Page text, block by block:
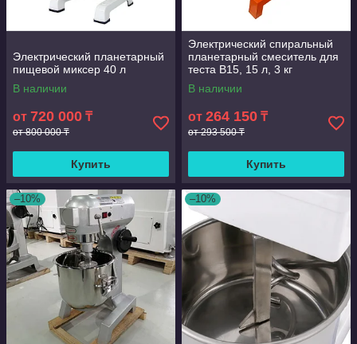
Электрический планетарный
пищевой миксер 40 л
В наличии
от 720 000 ₸
от 800 000 ₸
Купить
Электрический спиральный
планетарный смеситель для
теста B15, 15 л, 3 кг
В наличии
от 264 150 ₸
от 293 500 ₸
Купить
–10% –10%